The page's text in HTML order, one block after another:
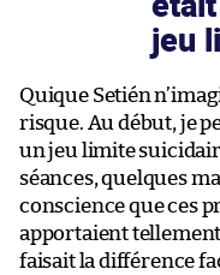
jeu
Quique Setién
risque. Au début, je
un jeu limite
séances, quelques
conscience que ces
apportaient
faisait la différence